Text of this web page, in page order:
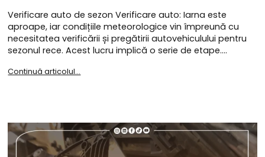
Verificare auto de sezon Verificare auto: Iarna este
aproape, iar condițiile meteorologice vin împreună cu
necesitatea verificării și pregătirii autovehiculului pentru
sezonul rece. Acest lucru implică o serie de etape.…
Continuă articolul...